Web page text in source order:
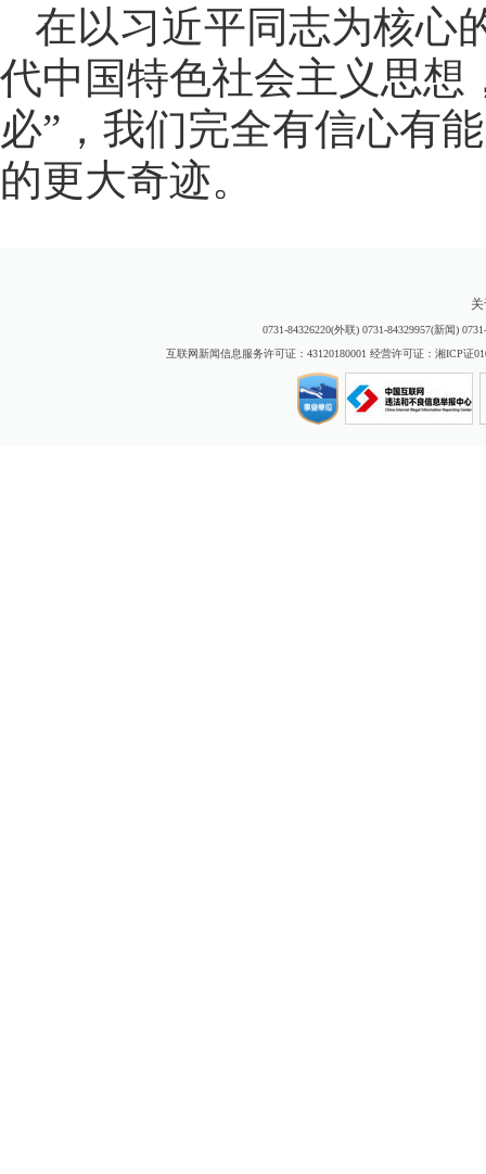
在以习近平同志为核心
代中国特色社会主义思想
必”，我们完全有信心有
的更大奇迹。
0731-84326220(外联) 0731-84329957(新闻)
互联网新闻信息服务许可证：43120180001 经营许可证：湘ICP证